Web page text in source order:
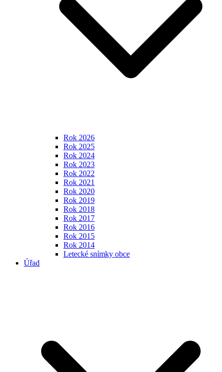
Rok 2026
Rok 2025
Rok 2024
Rok 2023
Rok 2022
Rok 2021
Rok 2020
Rok 2019
Rok 2018
Rok 2017
Rok 2016
Rok 2015
Rok 2014
Letecké snímky obce
Úřad